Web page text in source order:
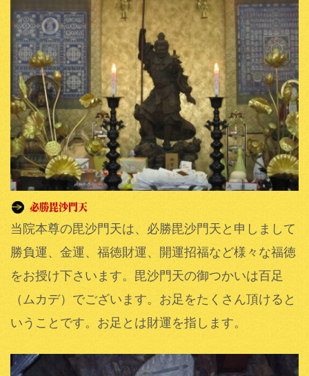
当院本尊の毘沙門天は、必勝毘沙門天と申しまして
勝負運、金運、福徳財運、開運招福など様々な福徳
をお授け下さいます。毘沙門天の御つかいは百足
（ムカデ）でございます。お足をたくさん頂けると
いうことです。お足とは財運を指します。